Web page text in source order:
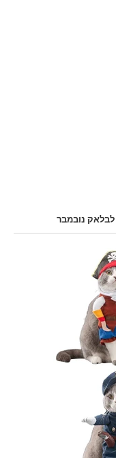
נובמבר